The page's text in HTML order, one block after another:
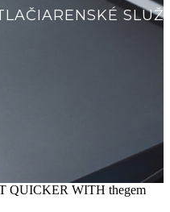
QUICKER WITH thegem